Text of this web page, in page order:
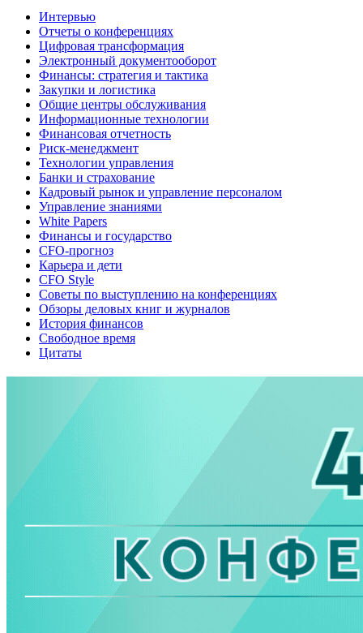
Интервью
Отчеты о конференциях
Цифровая трансформация
Электронный документооборот
Финансы: стратегия и тактика
Закупки и логистика
Общие центры обслуживания
Информационные технологии
Финансовая отчетность
Риск-менеджмент
Технологии управления
Банки и страхование
Кадровый рынок и управление персоналом
Управление знаниями
White Papers
Финансы и государство
CFO-прогноз
Карьера и дети
CFO Style
Советы по выступлению на конференциях
Обзоры деловых книг и журналов
История финансов
Свободное время
Цитаты